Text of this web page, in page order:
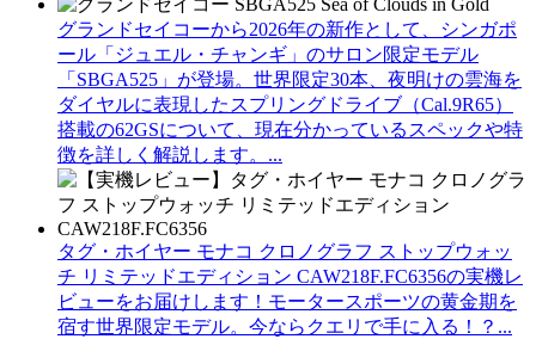
グランドセイコーから2026年の新作として、シンガポ
ール「ジュエル・チャンギ」のサロン限定モデル
「SBGA525」が登場。世界限定30本、夜明けの雲海を
ダイヤルに表現したスプリングドライブ（Cal.9R65）
搭載の62GSについて、現在分かっているスペックや特
徴を詳しく解説します。...
タグ・ホイヤー モナコ クロノグラフ ストップウォッ
チ リミテッドエディション CAW218F.FC6356の実機レ
ビューをお届けします！モータースポーツの黄金期を
宿す世界限定モデル。今ならクエリで手に入る！？...